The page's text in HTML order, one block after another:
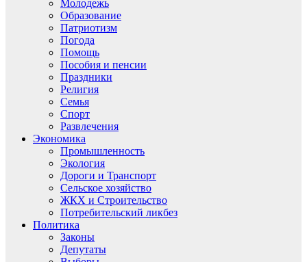
Молодежь
Образование
Патриотизм
Погода
Помощь
Пособия и пенсии
Праздники
Религия
Семья
Спорт
Развлечения
Экономика
Промышленность
Экология
Дороги и Транспорт
Сельское хозяйство
ЖКХ и Строительство
Потребительский ликбез
Политика
Законы
Депутаты